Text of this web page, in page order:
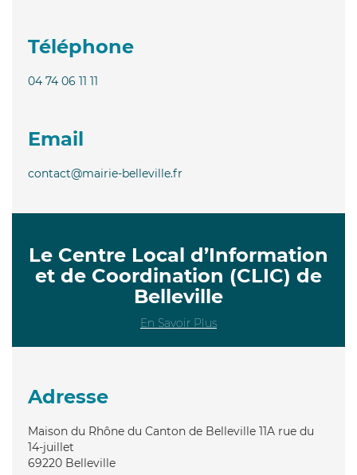
Téléphone
04 74 06 11 11
Email
contact@mairie-belleville.fr
Le Centre Local d’Information
et de Coordination (CLIC) de
Belleville
En Savoir Plus
Adresse
Maison du Rhône du Canton de Belleville 11A rue du
14-juillet
69220 Belleville